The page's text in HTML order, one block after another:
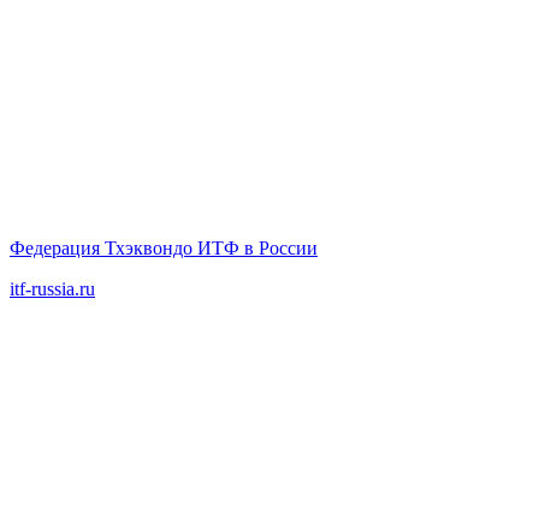
Федерация Тхэквондо ИТФ в России
itf-russia.ru